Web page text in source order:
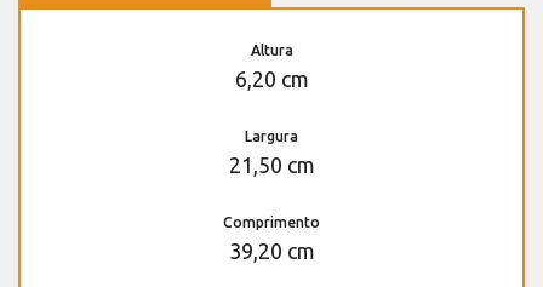
Altura
6,20 cm
Largura
21,50 cm
Comprimento
39,20 cm